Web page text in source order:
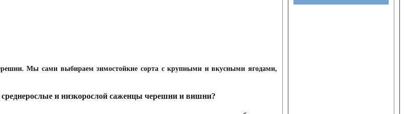
Мы сами выбираем зимостойкие сорта с крупными и вкусными ягодами,
и низкорослой саженцы черешни и вишни?